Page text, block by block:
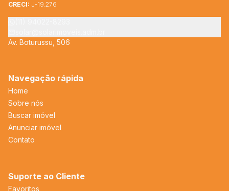
CRECI: J-19.276
Av. Boturussu, 506
Navegação rápida
Home
Sobre nós
Buscar imóvel
Anunciar imóvel
Contato
Suporte ao Cliente
Favoritos